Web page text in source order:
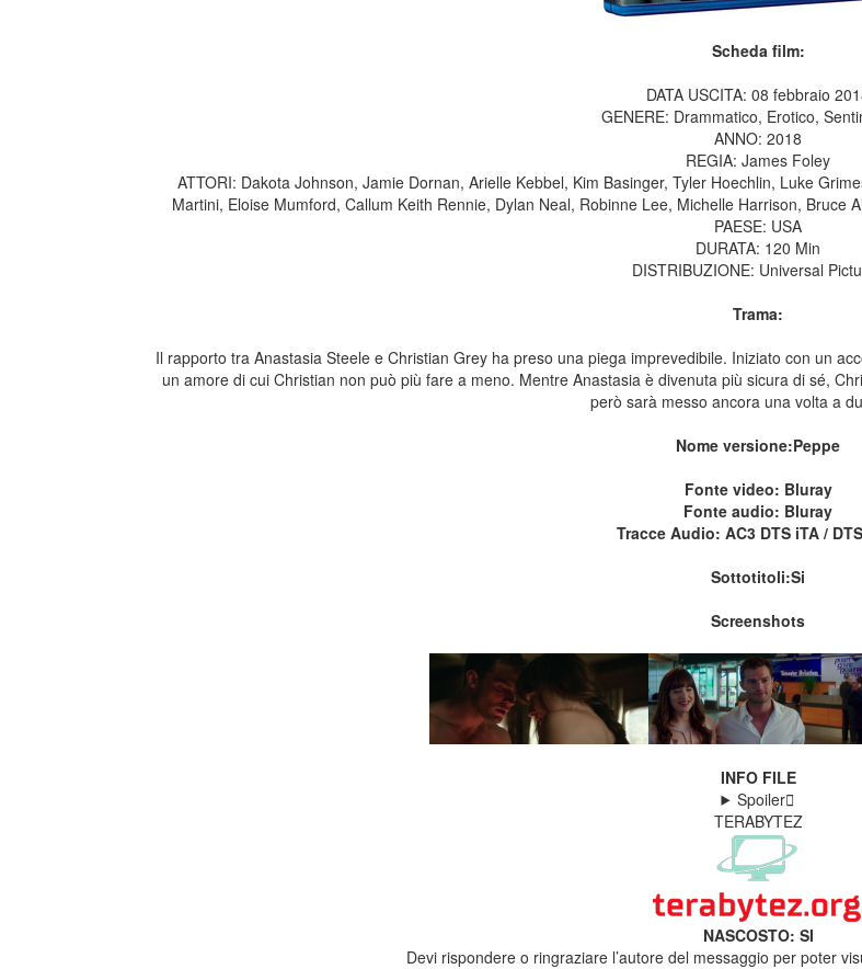
Scheda film:
DATA USCITA: 08 febbraio
GENERE: Drammatico, Erotico,
ANNO: 2018
REGIA: James Foley
ATTORI: Dakota Johnson, Jamie Dornan, Arielle Kebbel, Kim Basinger, Tyler Hoechlin, Luke
Martini, Eloise Mumford, Callum Keith Rennie, Dylan Neal, Robinne Lee, Michelle Harrison,
PAESE: USA
DURATA: 120 Min
DISTRIBUZIONE: Universal
Trama:
Il rapporto tra Anastasia Steele e Christian Grey ha preso una piega imprevedibile. Iniziato con un
un amore di cui Christian non può più fare a meno. Mentre Anastasia è divenuta più sicura di sé,
però sarà messo ancora una volta a
Nome versione:Peppe
Fonte video: Bluray
Fonte audio: Bluray
Tracce Audio: AC3 DTS iTA /
Sottotitoli:Si
Screenshots
INFO FILE
Spoiler
TERABYTEZ
NASCOSTO: SI
Devi rispondere o ringraziare l’autore del messaggio per poter